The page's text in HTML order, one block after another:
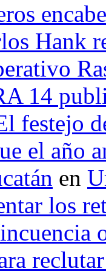
Hank
14
festejo
el año
en
los